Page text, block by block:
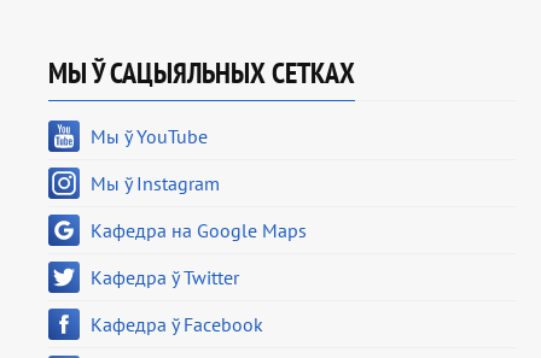
МЫ Ў САЦЫЯЛЬНЫХ СЕТКАХ
Мы ў YouTube
Мы ў Instagram
Кафедра на Google Maps
Кафедра ў Twitter
Кафедра ў Facebook